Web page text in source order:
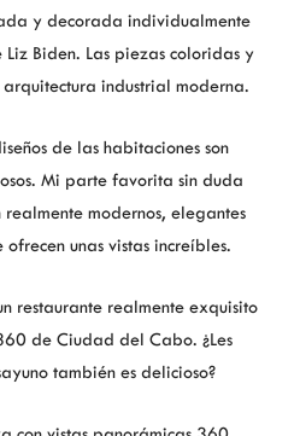
y decorada individualmente
Biden. Las piezas coloridas y
industrial moderna.
de las habitaciones son
Mi parte favorita sin duda
realmente modernos, elegantes
unas vistas increíbles.
restaurante realmente exquisito
de Ciudad del Cabo. ¿Les
también es delicioso?